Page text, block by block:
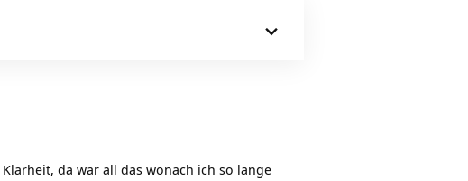
da war all das wonach ich so lange